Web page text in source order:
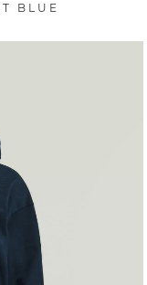
BLUE